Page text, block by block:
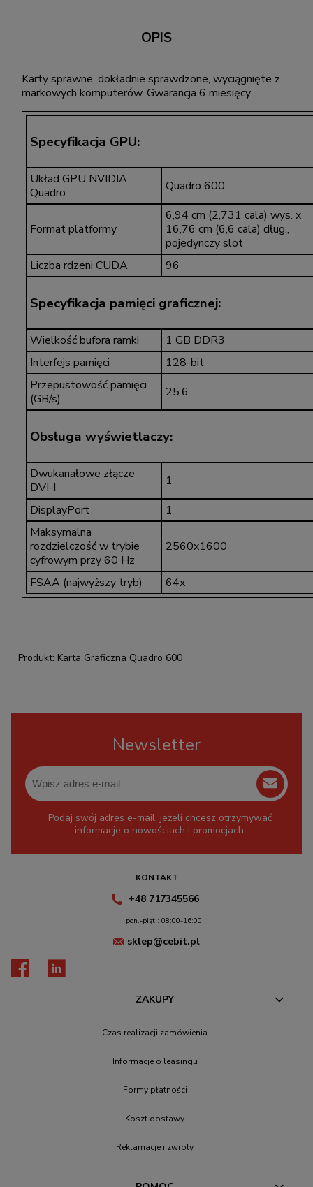
OPIS
Karty sprawne, dokładnie sprawdzone, wyciągnięte z
markowych komputerów. Gwarancja 6 miesięcy.
Specyfikacja GPU:
Układ GPU NVIDIA
Quadro
Quadro 600
Format platformy
6,94 cm (2,731 cala) wys. x
16,76 cm (6,6 cala) dług.,
pojedynczy slot
Liczba rdzeni CUDA
96
Specyfikacja pamięci graficznej:
Wielkość bufora ramki
1 GB DDR3
Interfejs pamięci
128-bit
Przepustowość pamięci
(GB/s)
25.6
Obsługa wyświetlaczy:
Dwukanałowe złącze
DVI-I
1
DisplayPort
1
Maksymalna
rozdzielczość w trybie
cyfrowym przy 60 Hz
2560x1600
FSAA (najwyższy tryb) 64x
Produkt: Karta Graficzna Quadro 600
Newsletter
Podaj swój adres e-mail, jeżeli chcesz otrzymywać
informacje o nowościach i promocjach.
KONTAKT
+48 717345566
pon.-piąt.: 08:00-16:00
sklep@cebit.pl
ZAKUPY
Czas realizacji zamówienia
Informacje o leasingu
Formy płatności
Koszt dostawy
Reklamacje i zwroty